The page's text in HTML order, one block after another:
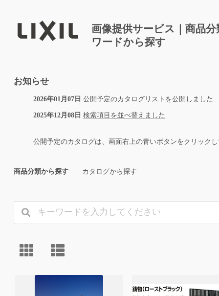
画像提供サービス｜商品分
ワードから探す
お知らせ
2026年01月07日 公開予定のカタログリストを公開しました
2025年12月08日 検索項目を並べ替えました
公開予定のカタログは、画面右上の青いボタンをクリック
商品分類から探す カタログから探す